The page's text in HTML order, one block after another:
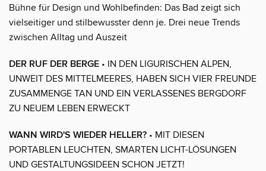
Bühne für Design und Wohlbefinden: Das Bad zeigt sich
vielseitiger und stilbewusster denn je. Drei neue Trends
zwischen Alltag und Auszeit
DER RUF DER BERGE • IN DEN LIGURISCHEN ALPEN,
UNWEIT DES MITTELMEERES, HABEN SICH VIER FREUNDE
ZUSAMMENGE TAN UND EIN VERLASSENES BERGDORF
ZU NEUEM LEBEN ERWECKT
WANN WIRD'S WIEDER HELLER? • MIT DIESEN
PORTABLEN LEUCHTEN, SMARTEN LICHT-LÖSUNGEN
UND GESTALTUNGSIDEEN SCHON JETZT!